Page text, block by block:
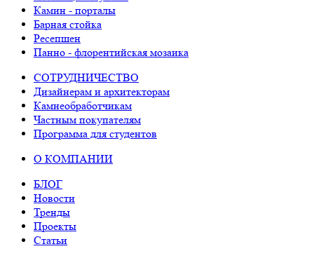
Камин - порталы
Барная стойка
Ресепшен
Панно - флорентийская мозаика
СОТРУДНИЧЕСТВО
Дизайнерам и архитекторам
Камнеобработчикам
Частным покупателям
Программа для студентов
О КОМПАНИИ
БЛОГ
Новости
Тренды
Проекты
Статьи